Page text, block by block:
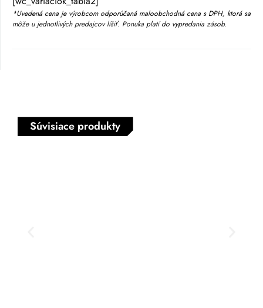
*Uvedená cena je výrobcom odporúčaná maloobchodná cena s DPH, ktorá sa
môže u jednotlivých predajcov líšiť. Ponuka platí do vypredania zásob.
Súvisiace produkty